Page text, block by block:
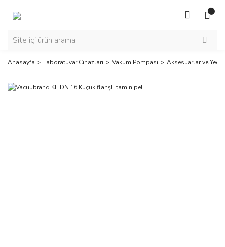
Anasayfa Laboratuvar Cihazları Vakum Pompası Aksesuarlar ve